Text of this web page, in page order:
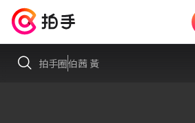
拍手圈伯茜 黃